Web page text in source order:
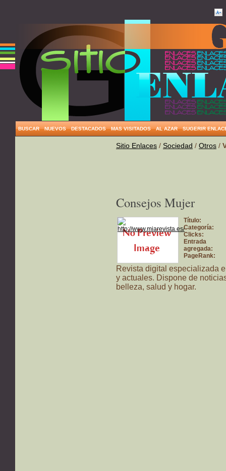
BUSCAR NUEVOS DESTACADOS MAS VISITADOS AL AZAR SUGERIR
Sitio Enlaces / Sociedad / Otros /
Consejos Mujer
Título:
Categoría:
Clicks:
Entrada
agregada:
PageRank:
Revista digital especializada
y actuales. Dispone de
belleza, salud y hogar.